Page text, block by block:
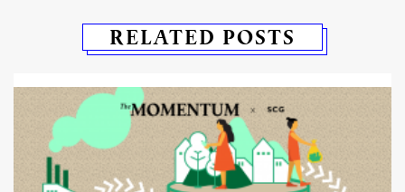
RELATED POSTS